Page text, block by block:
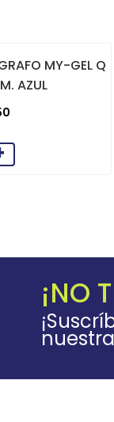
MY-GEL Q
AZUL
¡NO